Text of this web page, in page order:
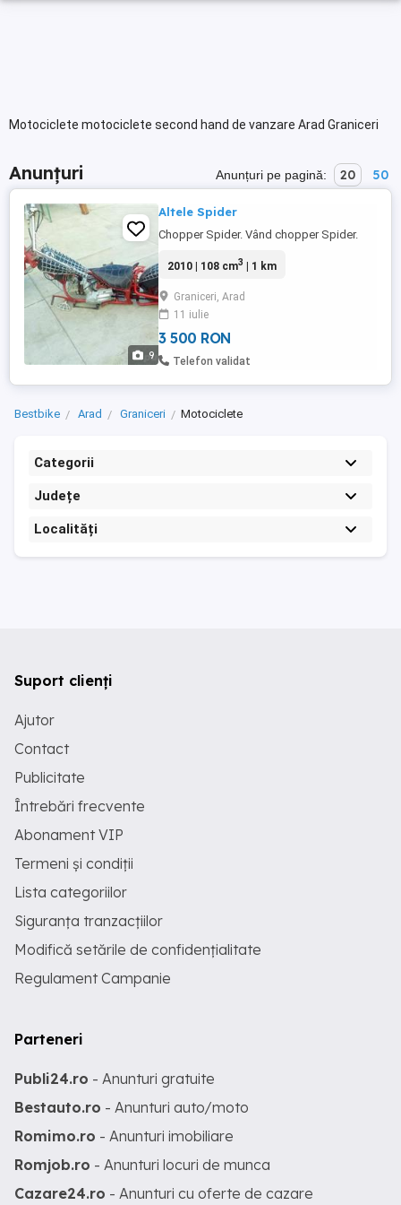
Motociclete motociclete second hand de vanzare Arad Graniceri
Anunțuri Anunțuri pe pagină: 20 50
9
Altele Spider
Chopper Spider. Vând chopper Spider.
2010 | 108 cm3 | 1 km
Graniceri, Arad
11 iulie
3 500 RON
Telefon validat
Bestbike Arad Graniceri Motociclete
Categorii
Județe
Localități
Suport clienți
Ajutor
Contact
Publicitate
Întrebări frecvente
Abonament VIP
Termeni și condiții
Lista categoriilor
Siguranța tranzacțiilor
Modifică setările de confidențialitate
Regulament Campanie
Parteneri
Publi24.ro - Anunturi gratuite
Bestauto.ro - Anunturi auto/moto
Romimo.ro - Anunturi imobiliare
Romjob.ro - Anunturi locuri de munca
Cazare24.ro - Anunturi cu oferte de cazare